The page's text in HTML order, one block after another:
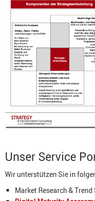
Unser Service
Wir unterstützen Sie in
Market Research &